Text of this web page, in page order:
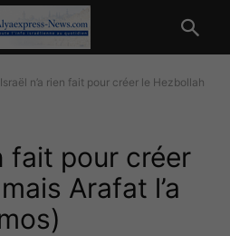
Israël n’a rien fait pour créer le Hezbollah
fait pour créer
Arafat l’a